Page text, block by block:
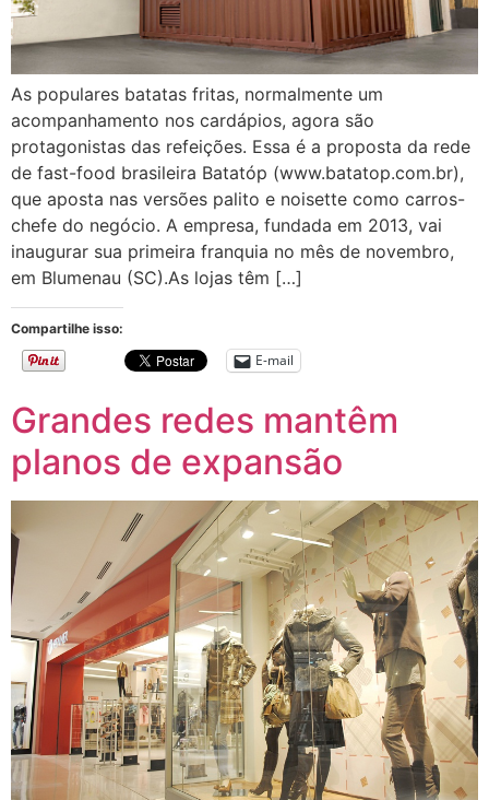
As populares batatas fritas, normalmente um
acompanhamento nos cardápios, agora são
protagonistas das refeições. Essa é a proposta da rede
de fast-food brasileira Batatóp (www.batatop.com.br),
que aposta nas versões palito e noisette como carros-
chefe do negócio. A empresa, fundada em 2013, vai
inaugurar sua primeira franquia no mês de novembro,
em Blumenau (SC).As lojas têm […]
Compartilhe isso:
E-mail
Grandes redes mantêm
planos de expansão